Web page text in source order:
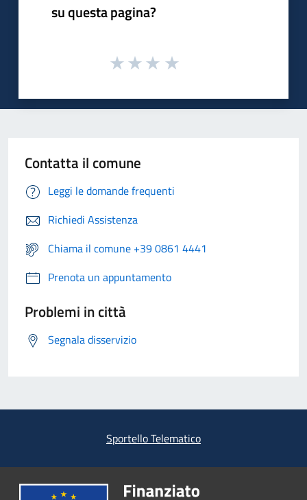
su questa pagina?
Contatta il comune
Leggi le domande frequenti
Richiedi Assistenza
Chiama il comune +39 0861 4441
Prenota un appuntamento
Problemi in città
Segnala disservizio
Sportello Telematico